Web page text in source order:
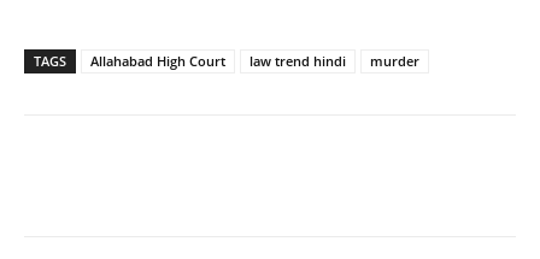
TAGS Allahabad High Court law trend hindi murder